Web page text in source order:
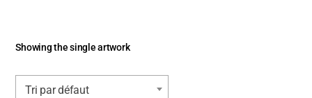
Showing the single artwork
Tri par défaut